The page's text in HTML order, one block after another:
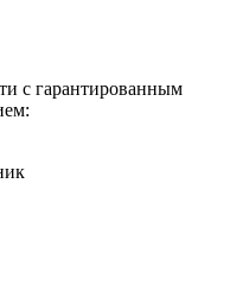
с гарантированным